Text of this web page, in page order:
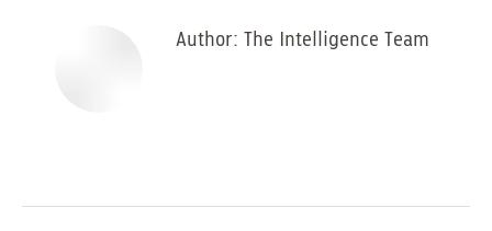
Author: The Intelligence Team